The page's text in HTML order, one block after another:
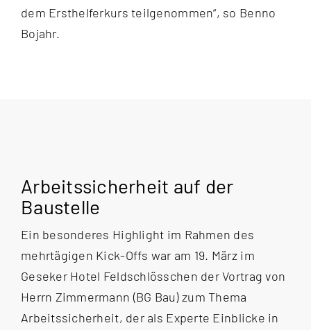
dem Ersthelferkurs teilgenommen“, so Benno
Bojahr.
Arbeitssicherheit auf der
Baustelle
Ein besonderes Highlight im Rahmen des
mehrtägigen Kick-Offs war am 19. März im
Geseker Hotel Feldschlösschen der Vortrag von
Herrn Zimmermann (BG Bau) zum Thema
Arbeitssicherheit, der als Experte Einblicke in